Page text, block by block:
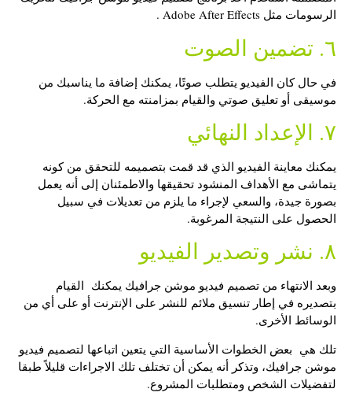
الرسومات مثل Adobe After Effects .
٦. تضمين الصوت
في حال كان الفيديو يتطلب صوتًا، يمكنك إضافة ما يناسبك من
موسيقى أو تعليق صوتي والقيام بمزامنته مع الحركة.
٧. الإعداد النهائي
يمكنك معاينة الفيديو الذي قد قمت بتصميمه للتحقق من كونه
يتماشى مع الأهداف المنشود تحقيقها والاطمئنان إلى أنه يعمل
بصورة جيدة، والسعي لإجراء ما يلزم من تعديلات في سبيل
الحصول على النتيجة المرغوبة.
٨. نشر وتصدير الفيديو
وبعد الانتهاء من تصميم فيديو موشن جرافيك يمكنك القيام
بتصديره في إطار تنسيق ملائم للنشر على الإنترنت أو على أي من
الوسائط الأخرى.
تلك هي بعض الخطوات الأساسية التي يتعين اتباعها لتصميم فيديو
موشن جرافيك، وتذكر أنه يمكن أن تختلف تلك الاجراءات قليلاً طبقا
لتفضيلات الشخص ومتطلبات المشروع.